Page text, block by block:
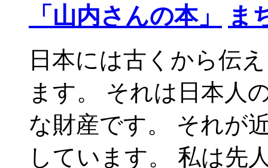
「山内さんの本」
ま
日本には古くから伝
ます。 それは日本人
な財産です。 それが
しています。 私は先